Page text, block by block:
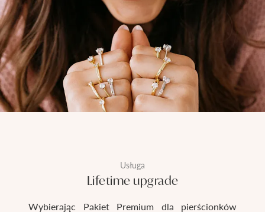
Usługa
Lifetime upgrade
Wybierając Pakiet Premium dla pierścionków